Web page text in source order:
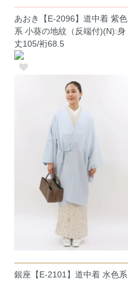
あおき【E-2096】道中着 紫色
系 小葵の地紋（反端付)(N):身
丈105/裄68.5
銀座【E-2101】道中着 水色系